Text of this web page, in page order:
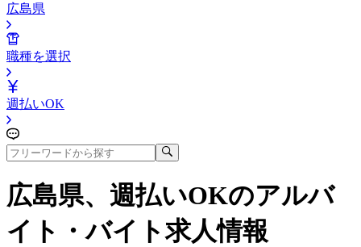
広島県
職種を選択
週払いOK
広島県、週払いOKのアルバ
イト・バイト求人情報